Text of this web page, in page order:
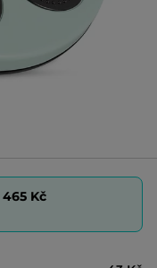
465 Kč